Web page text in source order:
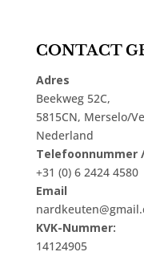
CONTACT
Adres
Beekweg 52C,
5815CN, Merselo/
Nederland
Telefoonnummer
+31 (0) 6 2424 4580
Email
KVK-Nummer:
14124905